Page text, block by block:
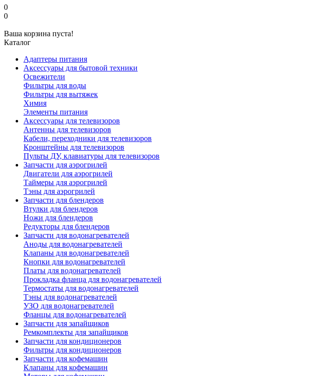
0
0
Ваша корзина пуста!
Каталог
Адаптеры питания
Аксессуары для бытовой техники
Освежители
Фильтры для воды
Фильтры для вытяжек
Химия
Элементы питания
Аксессуары для телевизоров
Антенны для телевизоров
Кабели, переходники для телевизоров
Кронштейны для телевизоров
Пульты ДУ, клавиатуры для телевизоров
Запчасти для аэрогрилей
Двигатели для аэрогрилей
Таймеры для аэрогрилей
Тэны для аэрогрилей
Запчасти для блендеров
Втулки для блендеров
Ножи для блендеров
Редукторы для блендеров
Запчасти для водонагревателей
Аноды для водонагревателей
Клапаны для водонагревателей
Кнопки для водонагревателей
Платы для водонагревателей
Прокладка фланца для водонагревателей
Термостаты для водонагревателей
Тэны для водонагревателей
УЗО для водонагревателей
Фланцы для водонагревателей
Запчасти для запайщиков
Ремкомплекты для запайщиков
Запчасти для кондиционеров
Фильтры для кондиционеров
Запчасти для кофемашин
Клапаны для кофемашин